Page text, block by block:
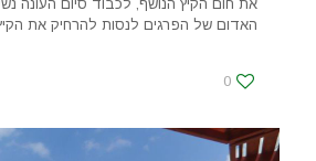
את חום הקיץ הנושף, לכבוד סיום העונה
האדום של הפרגים לנסות להרחיק את
0